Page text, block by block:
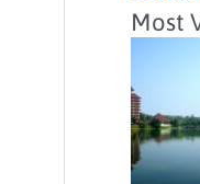
Most